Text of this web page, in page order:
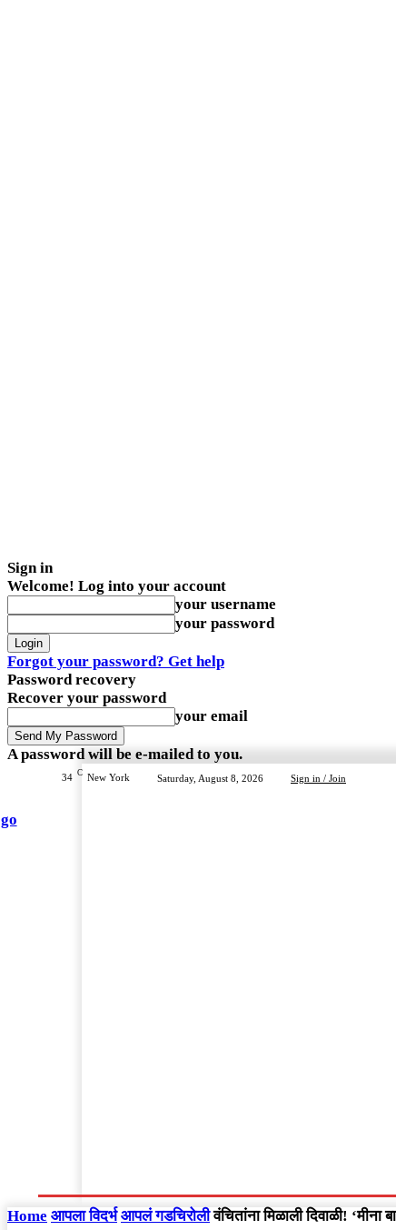
Sign in
Welcome! Log into your account
your username
your password
Forgot your password? Get help
Password recovery
Recover your password
your email
A password will be e-mailed to you.
34 C New York Saturday, August 8, 2026 Sign in / Join
Home आपला विदर्भ आपलं गडचिरोली वंचितांना मिळाली दिवाळी! ‘मीना